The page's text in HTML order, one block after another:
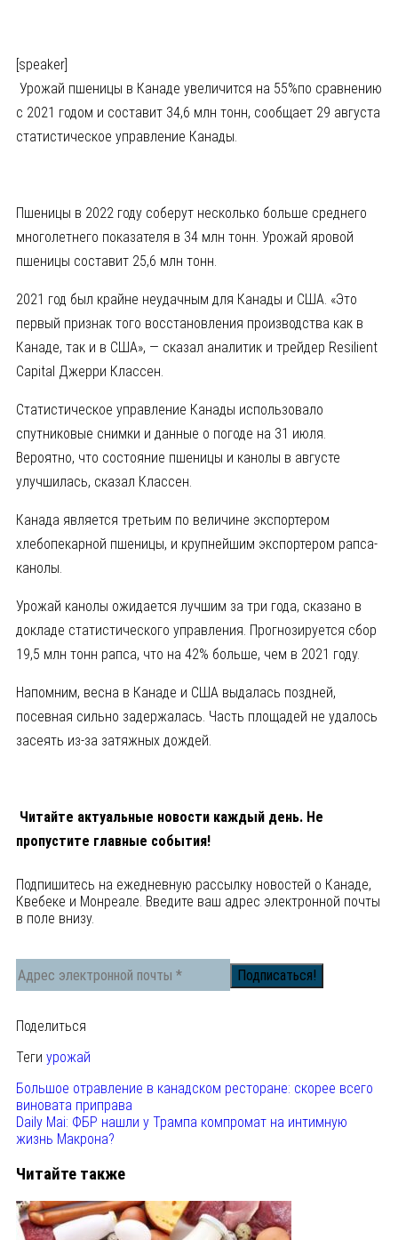
[speaker]
Урожай пшеницы в Канаде увеличится на 55%по сравнению
с 2021 годом и составит 34,6 млн тонн, сообщает 29 августа
статистическое управление Канады.
Пшеницы в 2022 году соберут несколько больше среднего
многолетнего показателя в 34 млн тонн. Урожай яровой
пшеницы составит 25,6 млн тонн.
2021 год был крайне неудачным для Канады и США. «Это
первый признак того восстановления производства как в
Канаде, так и в США», — сказал аналитик и трейдер Resilient
Capital Джерри Классен.
Статистическое управление Канады использовало
спутниковые снимки и данные о погоде на 31 июля.
Вероятно, что состояние пшеницы и канолы в августе
улучшилась, сказал Классен.
Канада является третьим по величине экспортером
хлебопекарной пшеницы, и крупнейшим экспортером рапса-
канолы.
Урожай канолы ожидается лучшим за три года, сказано в
докладе статистического управления. Прогнозируется сбор
19,5 млн тонн рапса, что на 42% больше, чем в 2021 году.
Напомним, весна в Канаде и США выдалась поздней,
посевная сильно задержалась. Часть площадей не удалось
засеять из-за затяжных дождей.
Читайте актуальные новости каждый день. Не
пропустите главные события!
Подпишитесь на ежедневную рассылку новостей о Канаде,
Квебеке и Монреале. Введите ваш адрес электронной почты
в поле внизу.
Поделиться
Теги урожай
Большое отравление в канадском ресторане: скорее всего
виновата приправа
Daily Mai: ФБР нашли у Трампа компромат на интимную
жизнь Макрона?
Читайте также